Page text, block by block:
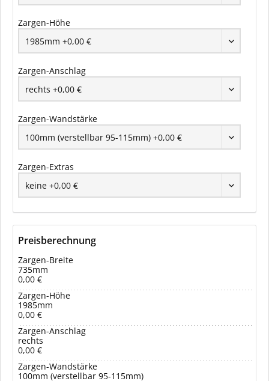
Zargen-Höhe
Zargen-Anschlag
Zargen-Wandstärke
Zargen-Extras
Preisberechnung
Zargen-Breite
735mm
0,00 €
Zargen-Höhe
1985mm
0,00 €
Zargen-Anschlag
rechts
0,00 €
Zargen-Wandstärke
100mm (verstellbar 95-115mm)